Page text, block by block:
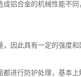
铝合金的机械性能不同
因此具有一定的强度和
进行防护处理，基本